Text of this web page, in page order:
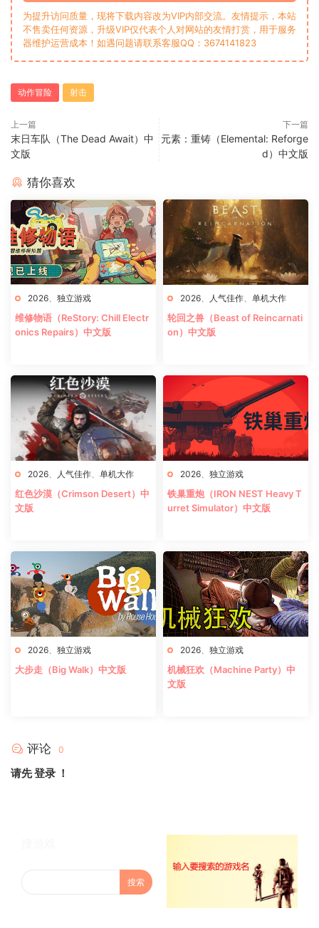
为提升访问质量，现将下载内容改为VIP内部交流。友情提示，本站
不售卖任何资源，升级VIP仅代表个人对网站的友情打赏，用于服务
器维护运营成本！如遇问题请联系客服QQ：3674141823
动作冒险 射击
上一篇
末日车队（The Dead Await）中
文版
下一篇
元素：重铸（Elemental: Reforge
d）中文版
猜你喜欢
2026 独立游戏
维修物语（ReStory: Chill Electr
onics Repairs）中文版
2026 人气佳作 单机大作
轮回之兽（Beast of Reincarnati
on）中文版
2026 人气佳作 单机大作
红色沙漠（Crimson Desert）中
文版
2026 独立游戏
铁巢重炮（IRON NEST Heavy T
urret Simulator）中文版
2026 独立游戏
大步走（Big Walk）中文版
2026 独立游戏
机械狂欢（Machine Party）中
文版
评论 0
请先登录 ！